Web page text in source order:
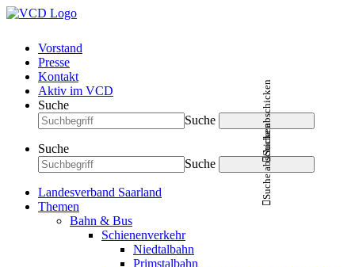
Vorstand
Presse
Kontakt
Aktiv im VCD
Suche
Suche
Suche abschicken
Suche
Suche
Suche abschicken
Landesverband Saarland
Themen
Bahn & Bus
Schienenverkehr
Niedtalbahn
Primstalbahn